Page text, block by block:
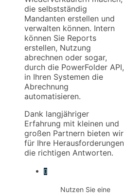
die selbstständig
Mandanten erstellen und
verwalten können. Intern
können Sie Reports
erstellen, Nutzung
abrechnen oder sogar,
durch die PowerFolder API,
in Ihren Systemen die
Abrechnung
automatisieren.
Dank langjähriger
Erfahrung mit kleinen und
großen Partnern bieten wir
für Ihre Herausforderungen
die richtigen Antworten.
Nutzen Sie eine